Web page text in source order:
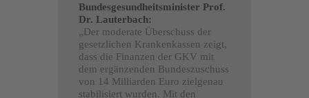
Bundesgesundheitsminister Prof.
Dr. Lauterbach:
„Der moderate Überschuss der
gesetzlichen Krankenkassen zeigt,
dass die Finanzen der GKV mit
dem ergänzenden Bundeszuschuss
von 14 Milliarden Euro zielgenau
stabilisiert wurden. Mit den